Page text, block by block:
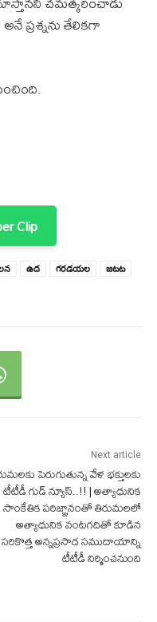
ప్రశ్నను తేలికగా
Clip
ఉద గరడయల
జటట
Next article
పెరుగుతున్న వేళ భక్తులకు
టీటీడీ గుడ్ న్యూస్..!! | అత్యాధునిక
సాంకేతిక పరిజ్ఞానంతో తిరుమలలో
అత్యాధునిక వంటగదితో కూడిన
సరికొత్త అన్నప్రసాద సముదాయాన్ని
టీటీడీ నిర్మించనుంది